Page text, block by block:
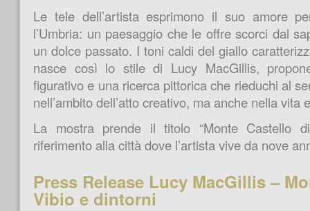
Le tele dell’artista esprimono il suo amore
l’Umbria: un paesaggio che le offre scorci dal
un dolce passato. I toni caldi del giallo
nasce così lo stile di Lucy MacGillis,
figurativo e una ricerca pittorica che rieduchi al
nell’ambito dell’atto creativo, ma anche nella vita
La mostra prende il titolo “Monte Castello
riferimento alla città dove l’artista vive da nove
Press Release Lucy MacGillis –
Vibio e dintorni